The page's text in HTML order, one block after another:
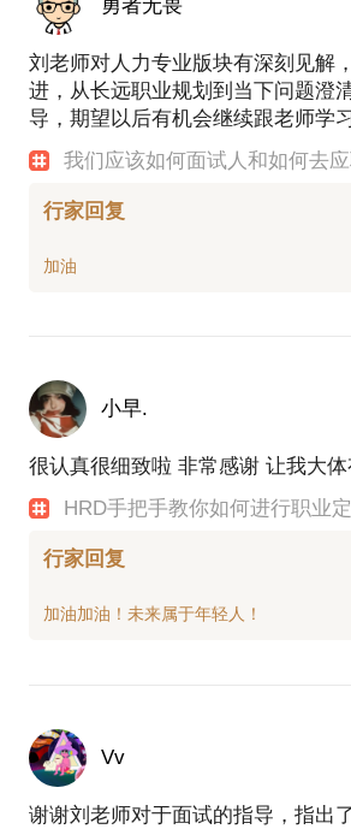
勇者无畏
刘老师对人力专业版块有深刻见解
进，从长远职业规划到当下问题澄
导，期望以后有机会继续跟老师学
我们应该如何面试人和如何去应
行家回复
小早.
很认真很细致啦 非常感谢 让我大
HRD手把手教你如何进行职业
行家回复
Vv
谢谢刘老师对于面试的指导，指出